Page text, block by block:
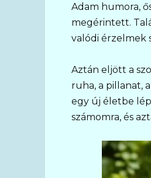
Adam humora,
megérintett.
valódi érzelmek
Aztán eljött a
ruha, a pillanat,
egy új életbe
számomra, és